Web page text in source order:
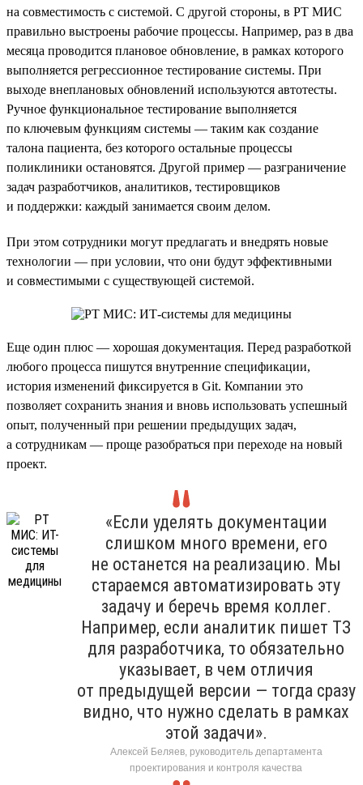
на совместимость с системой. С другой стороны, в РТ МИС
правильно выстроены рабочие процессы. Например, раз в два
месяца проводится плановое обновление, в рамках которого
выполняется регрессионное тестирование системы. При
выходе внеплановых обновлений используются автотесты.
Ручное функциональное тестирование выполняется
по ключевым функциям системы — таким как создание
талона пациента, без которого остальные процессы
поликлиники остановятся. Другой пример — разграничение
задач разработчиков, аналитиков, тестировщиков
и поддержки: каждый занимается своим делом.
При этом сотрудники могут предлагать и внедрять новые
технологии — при условии, что они будут эффективными
и совместимыми с существующей системой.
Еще один плюс — хорошая документация. Перед разработкой
любого процесса пишутся внутренние спецификации,
история изменений фиксируется в Git. Компании это
позволяет сохранить знания и вновь использовать успешный
опыт, полученный при решении предыдущих задач,
а сотрудникам — проще разобраться при переходе на новый
проект.
«Если уделять документации
слишком много времени, его
не останется на реализацию. Мы
стараемся автоматизировать эту
задачу и беречь время коллег.
Например, если аналитик пишет ТЗ
для разработчика, то обязательно
указывает, в чем отличия
от предыдущей версии — тогда сразу
видно, что нужно сделать в рамках
этой задачи».
Алексей Беляев, руководитель департамента
проектирования и контроля качества